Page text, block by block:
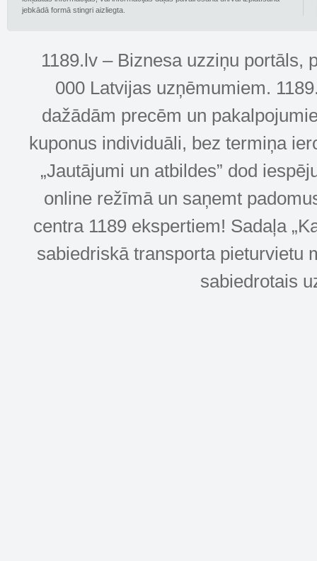
jebkādā formā stingri aizliegta.
1189.lv – Biznesa uzziņu portāls,
000 Latvijas uzņēmumiem.
dažādām precēm un
kuponus individuāli, bez termiņa
„Jautājumi un atbildes” dod
online režīmā un saņemt
centra 1189 ekspertiem! Sadaļa
sabiedriskā transporta pieturvietu
sabiedrotais